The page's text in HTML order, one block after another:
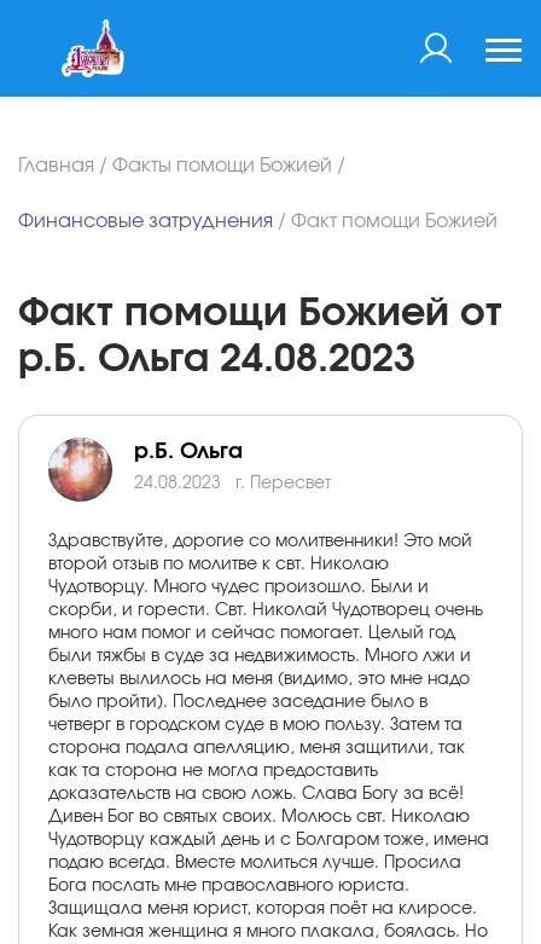
Главная / Факты помощи Божией /
Финансовые затруднения / Факт помощи Божией
Факт помощи Божией от
р.Б. Ольга 24.08.2023
р.Б. Ольга
24.08.2023 г. Пересвет
Здравствуйте, дорогие со молитвенники! Это мой
второй отзыв по молитве к свт. Николаю
Чудотворцу. Много чудес произошло. Были и
скорби, и горести. Свт. Николай Чудотворец очень
много нам помог и сейчас помогает. Целый год
были тяжбы в суде за недвижимость. Много лжи и
клеветы вылилось на меня (видимо, это мне надо
было пройти). Последнее заседание было в
четверг в городском суде в мою пользу. Затем та
сторона подала апелляцию, меня защитили, так
как та сторона не могла предоставить
доказательств на свою ложь. Слава Богу за всё!
Дивен Бог во святых своих. Молюсь свт. Николаю
Чудотворцу каждый день и с Болгаром тоже, имена
подаю всегда. Вместе молиться лучше. Просила
Бога послать мне православного юриста.
Защищала меня юрист, которая поёт на клиросе.
Как земная женщина я много плакала, боялась. Но